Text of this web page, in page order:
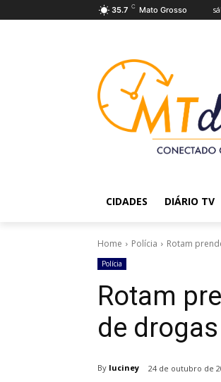
35.7 C Mato Grosso
CIDADES DIÁRIO TV
Home Polícia Rotam
Polícia
Rotam
de
By luciney 24 de outubro de